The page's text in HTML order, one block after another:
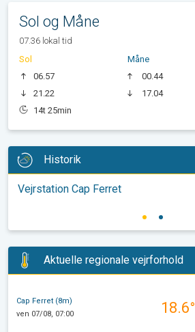
Sol og Måne
07.36 lokal tid
Sol
06.57
21.22
14t 25min
Måne
00.44
17.04
Historik
Vejrstation Cap Ferret
Aktuelle regionale vejrforhold
Cap Ferret (8m)
ven 07/08, 07:00
18.6°